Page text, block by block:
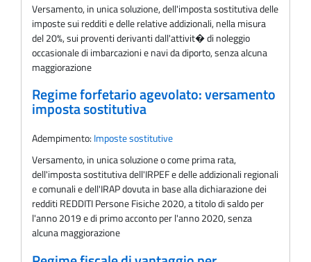
Versamento, in unica soluzione, dell'imposta sostitutiva delle
imposte sui redditi e delle relative addizionali, nella misura
del 20%, sui proventi derivanti dall'attivit� di noleggio
occasionale di imbarcazioni e navi da diporto, senza alcuna
maggiorazione
Regime forfetario agevolato: versamento
imposta sostitutiva
Adempimento: Imposte sostitutive
Versamento, in unica soluzione o come prima rata,
dell'imposta sostitutiva dell'IRPEF e delle addizionali regionali
e comunali e dell'IRAP dovuta in base alla dichiarazione dei
redditi REDDITI Persone Fisiche 2020, a titolo di saldo per
l'anno 2019 e di primo acconto per l'anno 2020, senza
alcuna maggiorazione